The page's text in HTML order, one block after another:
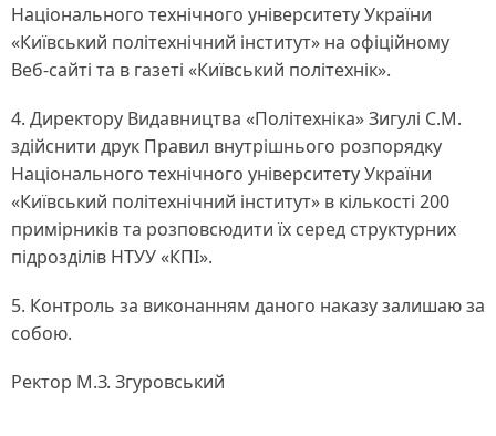
Національного технічного університету України
«Київський політехнічний інститут» на офіційному
Веб-сайті та в газеті «Київський політехнік».
4. Директору Видавництва «Політехніка» Зигулі С.М.
здійснити друк Правил внутрішнього розпорядку
Національного технічного університету України
«Київський політехнічний інститут» в кількості 200
примірників та розповсюдити їх серед структурних
підрозділів НТУУ «КПІ».
5. Контроль за виконанням даного наказу залишаю за
собою.
Ректор М.З. Згуровський